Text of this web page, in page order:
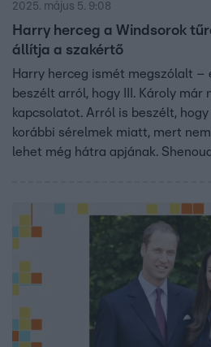
2025. május 5. 9:08
Harry herceg a Windsorok
állítja a szakértő
Harry herceg ismét megszólalt –
beszélt arról, hogy III. Károly már
kapcsolatot. Arról is beszélt,
korábbi sérelmek miatt, mert
lehet még hátra apjának.
Ahogyan viselkedett, az a
számít.